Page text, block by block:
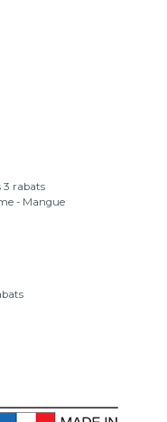
3 rabats
- Mangue